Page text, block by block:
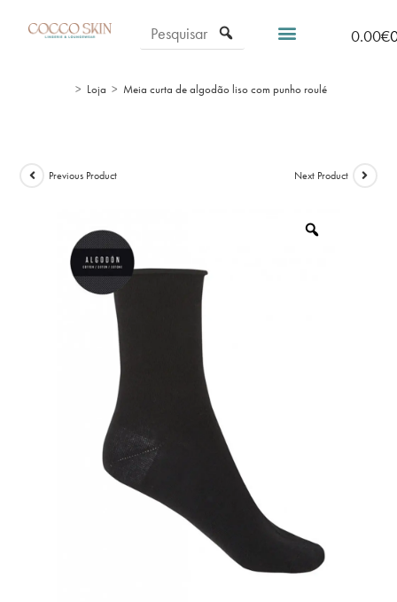
0.00€
> Loja > Meia curta de algodão liso com punho roulé
Previous Product Next Product